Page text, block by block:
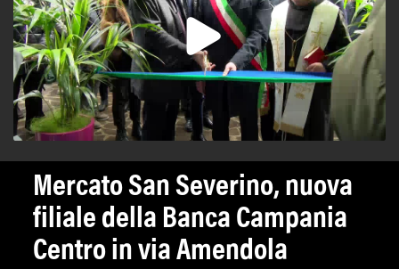
Mercato San Severino, nuova
filiale della Banca Campania
Centro in via Amendola